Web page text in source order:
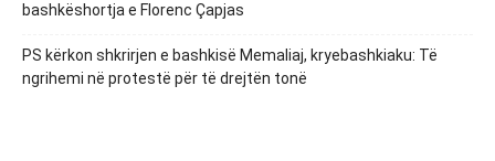
bashkëshortja e Florenc Çapjas
PS kërkon shkrirjen e bashkisë Memaliaj, kryebashkiaku: Të
ngrihemi në protestë për të drejtën tonë